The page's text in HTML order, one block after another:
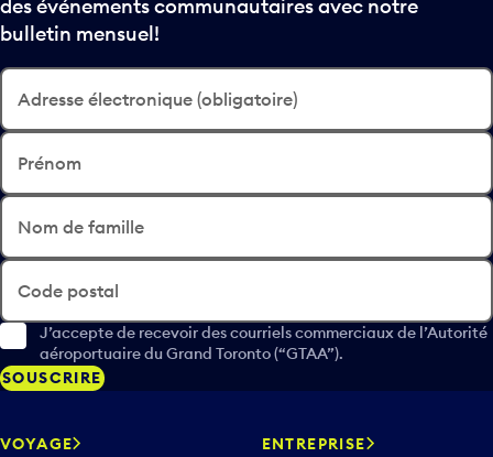
des événements communautaires avec notre
bulletin mensuel!
Adresse électronique (obligatoire)
Prénom
Nom de famille
Code postal
J’accepte de recevoir des courriels commerciaux de l’Autorité
aéroportuaire du Grand Toronto (“GTAA”).
SOUSCRIRE
VOYAGE ENTREPRISE